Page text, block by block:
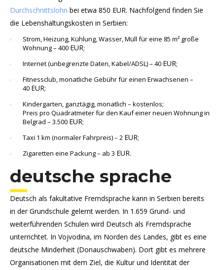
Durchschnittslohn bei etwa 850 EUR. Nachfolgend finden Sie
die Lebenshaltungskosten in Serbien:
Strom, Heizung, Kühlung, Wasser, Müll für eine 85 m² große
Wohnung – 400 EUR;
Internet (unbegrenzte Daten, Kabel/ADSL) – 40 EUR;
Fitnessclub, monatliche Gebühr für einen Erwachsenen –
40 EUR;
Kindergarten, ganztägig, monatlich – kostenlos;
Preis pro Quadratmeter für den Kauf einer neuen Wohnung in
Belgrad – 3.500 EUR;
Taxi 1 km (normaler Fahrpreis) – 2 EUR;
Zigaretten eine Packung – ab 3 EUR.
deutsche sprache
Deutsch als fakultative Fremdsprache kann in Serbien bereits
in der Grundschule gelernt werden. In 1.659 Grund- und
weiterführenden Schulen wird Deutsch als Fremdsprache
unterrichtet. In Vojvodina, im Norden des Landes, gibt es eine
deutsche Minderheit (Donauschwaben). Dort gibt es mehrere
Organisationen mit dem Ziel, die Kultur und Identität der